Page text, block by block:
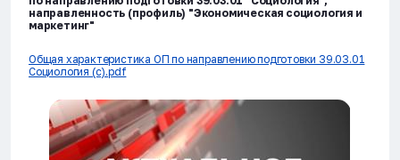
направленность (профиль) "Экономическая социология и
маркетинг"
Общая характеристика ОП по направлению подготовки 39.03.01
Социология (с).pdf